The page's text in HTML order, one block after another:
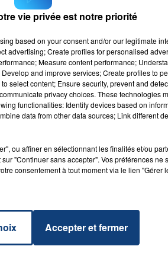
vie privée est notre priorité
based on your consent and/or our legitimate
advertising; Create profiles for personalised
Measure content performance;
and improve services; Create profiles to
select content; Ensure security, prevent and
privacy choices. These technologies
functionalities: Identify devices based on
data from other data sources; Link different
ou affiner en sélectionnant les finalités et/ou
"Continuer sans accepter". Vos préférences ne
consentement à tout moment via le lien "Gérer
Accepter et fermer